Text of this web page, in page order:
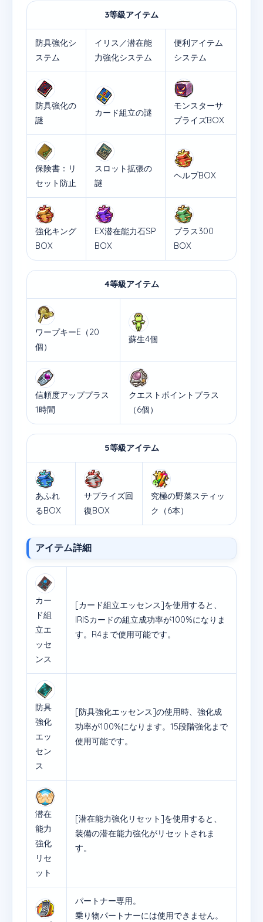
3等級アイテム
防具強化シ
ステム
イリス／潜在能
力強化システム
便利アイテム
システム
防具強化の
謎
カード組立の謎
モンスターサ
プライズBOX
保険書：リ
セット防止
スロット拡張の
謎
ヘルプBOX
強化キング
BOX
EX潜在能力石SP
BOX
プラス300
BOX
4等級アイテム
ワープキーE（20
個）
蘇生4個
信頼度アッププラス
1時間
クエストポイントプラス
（6個）
5等級アイテム
あふれ
るBOX
サプライズ回
復BOX
究極の野菜スティッ
ク（6本）
アイテム詳細
カー
ド組
立エ
ッセ
ンス
[カード組立エッセンス]を使用すると、
IRISカードの組立成功率が100%になりま
す。R4まで使用可能です。
防具
強化
エッ
セン
ス
[防具強化エッセンス]の使用時、強化成
功率が100%になります。15段階強化まで
使用可能です。
潜在
能力
強化
リセ
ット
[潜在能力強化リセット]を使用すると、
装備の潜在能力強化がリセットされま
す。
パートナー専用。
乗り物パートナーには使用できません。